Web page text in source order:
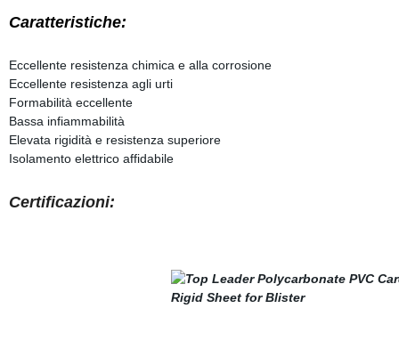
Caratteristiche:
Eccellente resistenza chimica e alla corrosione
Eccellente resistenza agli urti
Formabilità eccellente
Bassa infiammabilità
Elevata rigidità e resistenza superiore
Isolamento elettrico affidabile
Certificazioni: